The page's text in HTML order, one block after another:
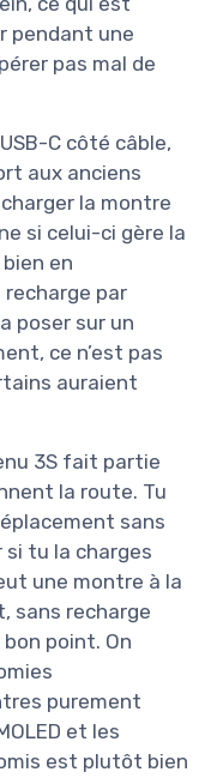
pendant une
pas mal de
C côté câble,
aux anciens
la montre
si celui-ci gère la
en
par
poser sur un
ce n’est pas
auraient
3S fait partie
la route. Tu
sans
tu la charges
une montre à la
sans recharge
point. On
purement
et les
est plutôt bien